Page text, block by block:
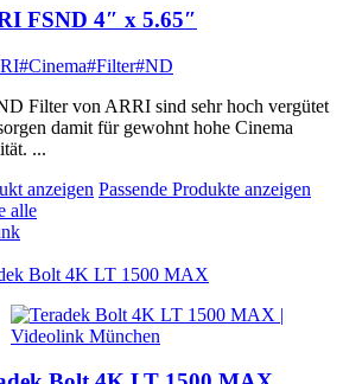
FSND 4″ x 5.65″
#Cinema#Filter#ND
Filter von ARRI sind sehr hoch vergütet
damit für gewohnt hohe Cinema
...
anzeigen Passende Produkte anzeigen
alle
Bolt 4K LT 1500 MAX